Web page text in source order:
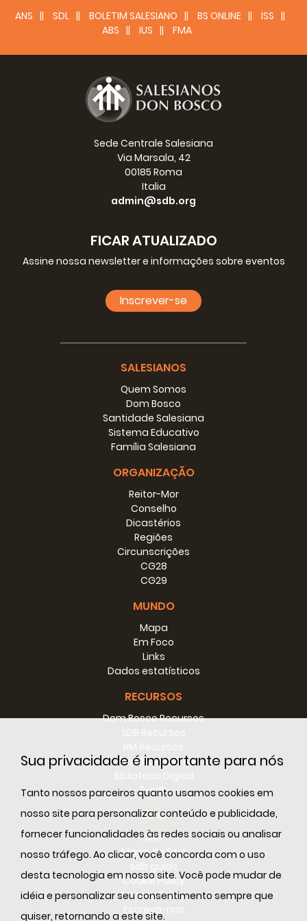
Sua privacidade é importante para nós
Tanto nossos parceiros quanto usamos cookies em
nosso site para personalizar conteúdo e publicidade,
fornecer funcionalidades às redes sociais ou analisar
nosso tráfego. Ao clicar, você concorda com o uso
desta tecnologia em nosso site. Você pode mudar de
idéia e personalizar seu consentimento sempre que
quiser, retornando a este site.
ANS SDL BOLETIM SALESIANO BS ONLINE
ISS
ABS
IUS FMA
Sede Centrale Salesiana
Via Marsala, 42
00185 Roma
Italia
admin@sdb.org
FICAR ATUALIZADO
Assine nossa newsletter e informações sobre eventos
Inscrever-se
SALESIANOS
Quem Somos
Dom Bosco
Santidade Salesiana
Sistema Educativo
Família Salesiana
ORGANIZAÇÃO
Reitor-Mor
Conselho
Dicastérios
Regiões
Circunscrições
CG28
CG29
MUNDO
Mapa
Em Foco
Links
Dados estatísticos
RECURSOS
Dom Bosco Recursos
Conselho Recursos
E-sdb
INFO
ANS
Mapa do Sitio
Cookie Policy
Privacy Policy
Escreva-nos